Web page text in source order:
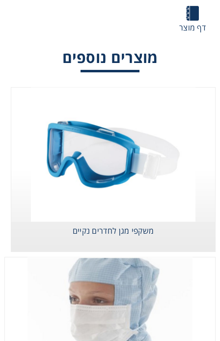
דף מוצר
מוצרים נוספים
משקפי מגן לחדרים נקיים
משקפי מגן לחדרים
מסכת פה ואף
Lab Essentials
Reagents & Kits